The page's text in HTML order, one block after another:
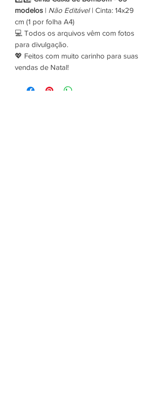
modelos | Não Editável| Cinta: 14x29
cm (1 por folha A4)
💻 Todos os arquivos vêm com fotos
para divulgação.
💖 Feitos com muito carinho para suas
vendas de Natal!